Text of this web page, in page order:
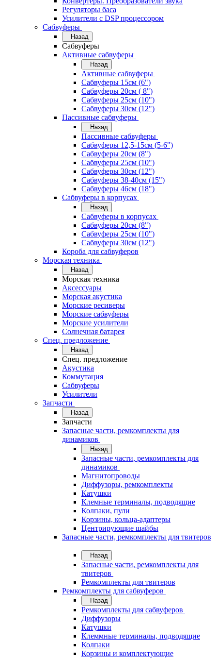
Регуляторы баса
Усилители с DSP процессором
Сабвуферы
Назад
Сабвуферы
Активные сабвуферы
Назад
Активные сабвуферы
Сабвуферы 15см (6")
Сабвуферы 20см ( 8")
Сабвуферы 25см (10")
Сабвуферы 30см (12")
Пассивные сабвуферы
Назад
Пассивные сабвуферы
Сабвуферы 12,5-15см (5-6")
Сабвуферы 20см (8")
Сабвуферы 25см (10")
Сабвуферы 30см (12")
Сабвуферы 38-40см (15")
Сабвуферы 46см (18")
Сабвуферы в корпусах
Назад
Сабвуферы в корпусах
Сабвуферы 20см (8")
Сабвуферы 25см (10")
Сабвуферы 30см (12")
Короба для сабвуферов
Морская техника
Назад
Морская техника
Аксессуары
Морская акустика
Морские ресиверы
Морские сабвуферы
Морские усилители
Солнечная батарея
Спец. предложение
Назад
Спец. предложение
Акустика
Коммутация
Сабвуферы
Усилители
Запчасти
Назад
Запчасти
Запасные части, ремкомплекты для
динамиков
Назад
Запасные части, ремкомплекты для
динамиков
Магнитопроводы
Диффузоры, ремкомплекты
Катушки
Клемные терминалы, подводящие
Колпаки, пули
Корзины, кольца-адаптеры
Центрирующие шайбы
Запасные части, ремкомплекты для твитеров
Назад
Запасные части, ремкомплекты для
твитеров
Ремкомплекты для твитеров
Ремкомплекты для сабвуферов
Назад
Ремкомплекты для сабвуферов
Диффузоры
Катушки
Клеммные терминалы, подводящие
Колпаки
Корзины и комплектующие